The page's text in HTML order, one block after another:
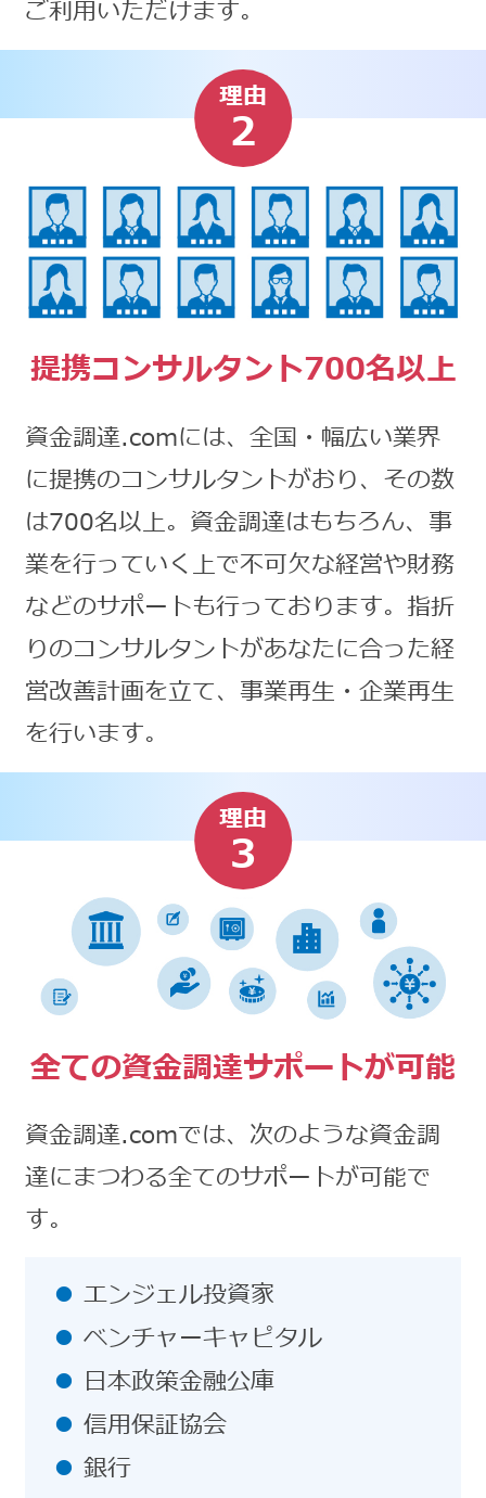
ご利用いただけます。
理由
2
提携コンサルタント700名以上
資金調達.comには、全国・幅広い業界
に提携のコンサルタントがおり、その数
は700名以上。資金調達はもちろん、事
業を行っていく上で不可欠な経営や財務
などのサポートも行っております。指折
りのコンサルタントがあなたに合った経
営改善計画を立て、事業再生・企業再生
を行います。
理由
3
全ての資金調達サポートが可能
資金調達.comでは、次のような資金調
達にまつわる全てのサポートが可能で
す。
エンジェル投資家
ベンチャーキャピタル
日本政策金融公庫
信用保証協会
銀行